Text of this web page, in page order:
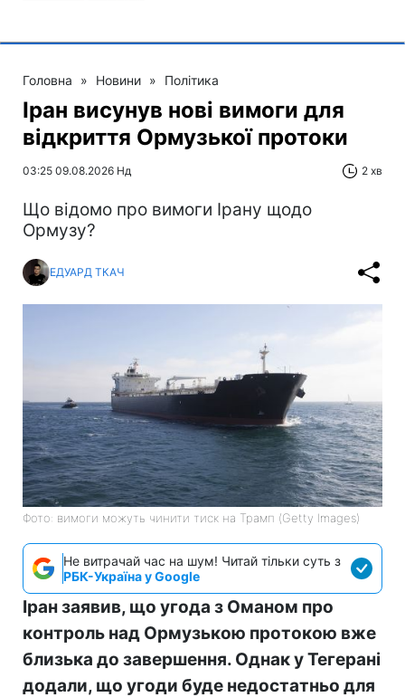
Головна » Новини » Політика
Іран висунув нові вимоги для
відкриття Ормузької протоки
03:25 09.08.2026 Нд 2 хв
Що відомо про вимоги Ірану щодо
Ормузу?
ЕДУАРД ТКАЧ
Фото: вимоги можуть чинити тиск на Трамп (Getty Images)
Не витрачай час на шум! Читай тільки суть з
РБК-Україна у Google
Іран заявив, що угода з Оманом про
контроль над Ормузькою протокою вже
близька до завершення. Однак у Тегерані
додали, що угоди буде недостатньо для